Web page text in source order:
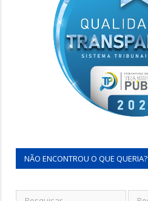
NÃO ENCONTROU O QUE QUERIA?